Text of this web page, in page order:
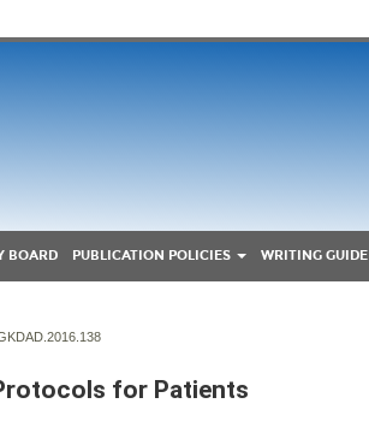
BOARD PUBLICATION POLICIES WRITING GUIDE
for Patients